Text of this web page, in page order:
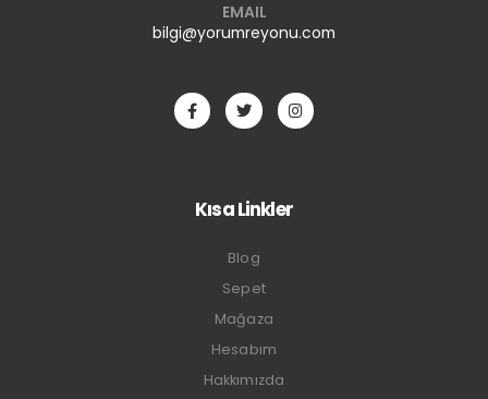
EMAIL
bilgi@yorumreyonu.com
Kısa Linkler
Blog
Sepet
Mağaza
Hesabım
Hakkımızda